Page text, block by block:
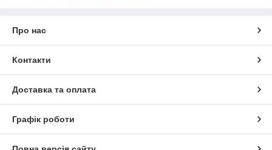
Про нас
Контакти
Доставка та оплата
Графік роботи